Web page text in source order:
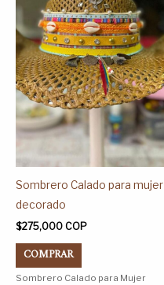
Sombrero Calado para mujer
decorado
$275,000 COP
COMPRAR
múltiples
variantes.
Las
opciones
se
pueden
elegir
la
página
producto
Sombrero Calado para Mujer